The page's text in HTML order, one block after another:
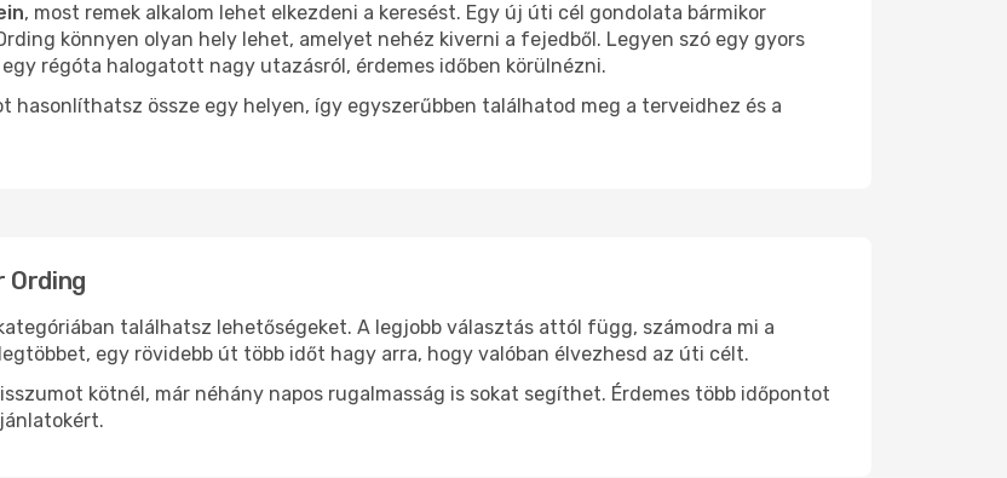
, most remek alkalom lehet elkezdeni a keresést. Egy új úti cél gondolata bármikor
könnyen olyan hely lehet, amelyet nehéz kiverni a fejedből. Legyen szó egy gyors
régóta halogatott nagy utazásról, érdemes időben körülnézni.
hasonlíthatsz össze egy helyen, így egyszerűbben találhatod meg a terveidhez és a
Ording
találhatsz lehetőségeket. A legjobb választás attól függ, számodra mi a
egy rövidebb út több időt hagy arra, hogy valóban élvezhesd az úti célt.
kötnél, már néhány napos rugalmasság is sokat segíthet. Érdemes több időpontot